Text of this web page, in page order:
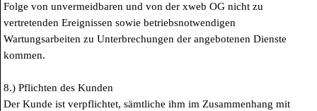
Folge von unvermeidbaren und von der xweb OG nicht zu
vertretenden Ereignissen sowie betriebsnotwendigen
Wartungsarbeiten zu Unterbrechungen der angebotenen Dienste
kommen.
8.) Pflichten des Kunden
Der Kunde ist verpflichtet, sämtliche ihm im Zusammenhang mit